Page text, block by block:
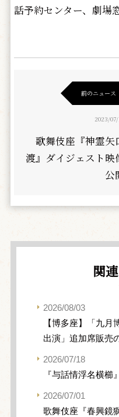
話予約センター、劇場
前のニュース
2023/
歌舞伎座『神霊矢
渡』ダイジェスト映
公
関
2026/08/03
【博多座】「九月
出演」追加席販売
2026/07/18
『与話情浮名横櫛
2026/07/01
歌舞伎座『春興鏡